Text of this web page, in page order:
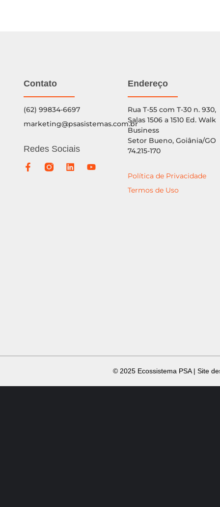
Endereço
Rua T-55 com T-30 n. 930,
Salas 1506 a 1510 Ed. Walk
Business
Setor Bueno, Goiânia/GO
74.215-170
Política de Privacidade
Termos de Uso
Contato
(62) 99834-6697
marketing@psasistemas.com.br
Redes Sociais
© 2025 Ecossistema PSA | Site